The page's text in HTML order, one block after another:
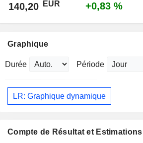
140,20 EUR +0,83 %
Graphique
Durée Période
LR: Graphique dynamique
Compte de Résultat et Estimations